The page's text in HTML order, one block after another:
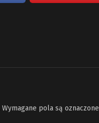
Wymagane pola są oznaczone